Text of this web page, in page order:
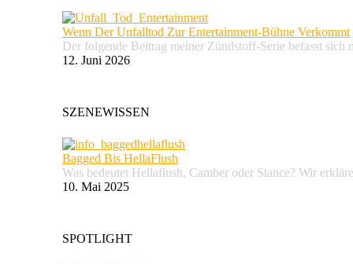
Wenn Der Unfalltod Zur Entertainment-Bühne Verkommt
Der folgende Beitrag meiner Zündstoff-Serie befasst
12. Juni 2026
SZENEWISSEN
Bagged Bis HellaFlush
Was bedeutet Hellaflush, Camber oder Stance? Wir
10. Mai 2025
SPOTLIGHT